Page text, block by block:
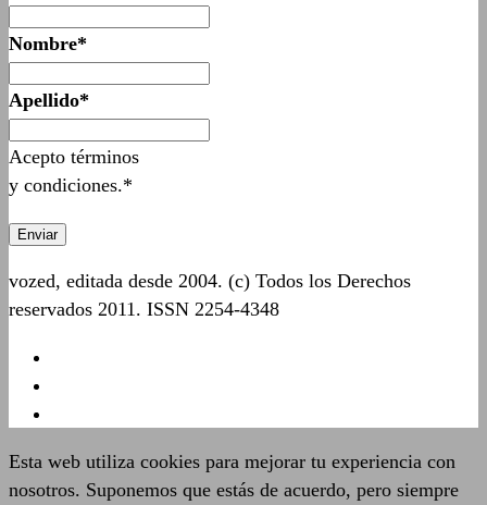
Nombre*
Apellido*
Acepto términos
y condiciones.*
vozed, editada desde 2004. (c) Todos los Derechos
reservados 2011. ISSN 2254-4348
Esta web utiliza cookies para mejorar tu experiencia con
nosotros. Suponemos que estás de acuerdo, pero siempre